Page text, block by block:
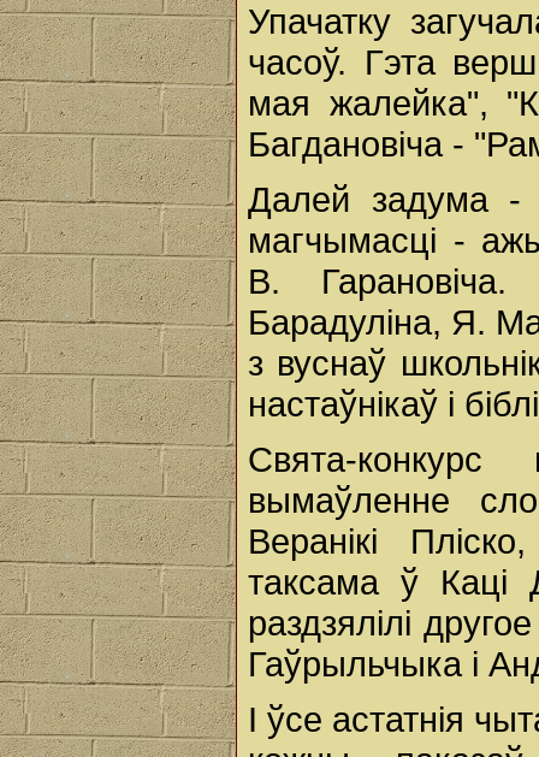
Упачатку
часоў. Гэта
мая жалейка",
Багдановіча -
Далей задума -
магчымасці -
В.
Барадуліна, Я.
з вуснаў
настаўнікаў і
Свята-конкурс
вымаўленне
Веранікі
таксама ў Каці
раздзялілі
Гаўрыльчыка і
І ўсе астатнія